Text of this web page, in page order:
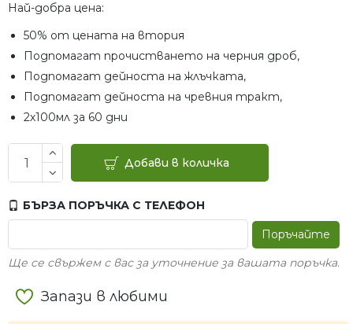
Най-добра цена:
50% от цената на втория
​Подпомагат прочистването на черния дроб,
Подпомагат дейноста на жлъчката,
Подпомагат дейноста на чревния тракт,
2х100мл за 60 дни
Добави в количка
БЪРЗА ПОРЪЧКА С ТЕЛЕФОН
Поръчайте
Ще се свържем с вас за уточнение за вашата поръчка.
Запази в любими